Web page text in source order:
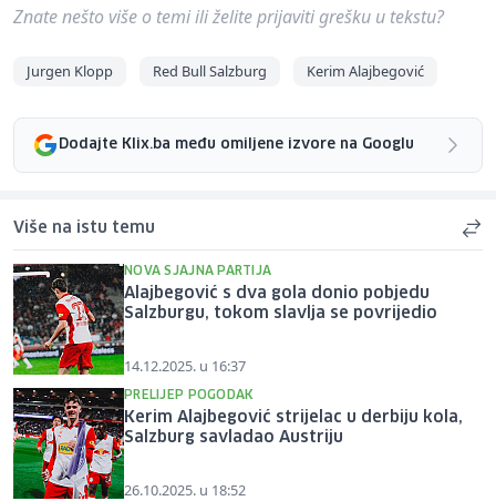
Znate nešto više o temi ili želite prijaviti grešku u tekstu?
Jurgen Klopp Red Bull Salzburg Kerim Alajbegović
Dodajte Klix.ba među omiljene izvore na Googlu
Više na istu temu
NOVA SJAJNA PARTIJA
Alajbegović s dva gola donio pobjedu
Salzburgu, tokom slavlja se povrijedio
14.12.2025. u 16:37
PRELIJEP POGODAK
Kerim Alajbegović strijelac u derbiju kola,
Salzburg savladao Austriju
26.10.2025. u 18:52